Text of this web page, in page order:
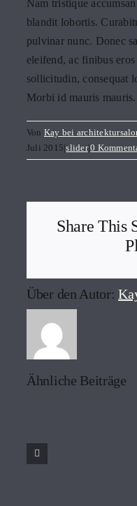
Nam tristique
blandit lobortis.
pulvinar nunc. Donec
eleifend, ac finibus
sollicitudin, consequat
Morbi id mauris mauris.
Von Kay bei
Juli 2015|slider|0
Share This
Über den Autor:
Ähnliche BeiträgeThe